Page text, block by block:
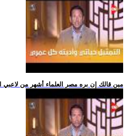
.. مين قالك إن بره مصر العلماء أشهر من لاعبي